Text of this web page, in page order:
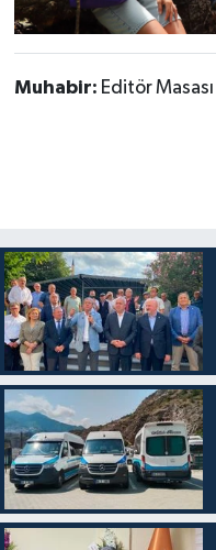
Muhabir: Editör Masası